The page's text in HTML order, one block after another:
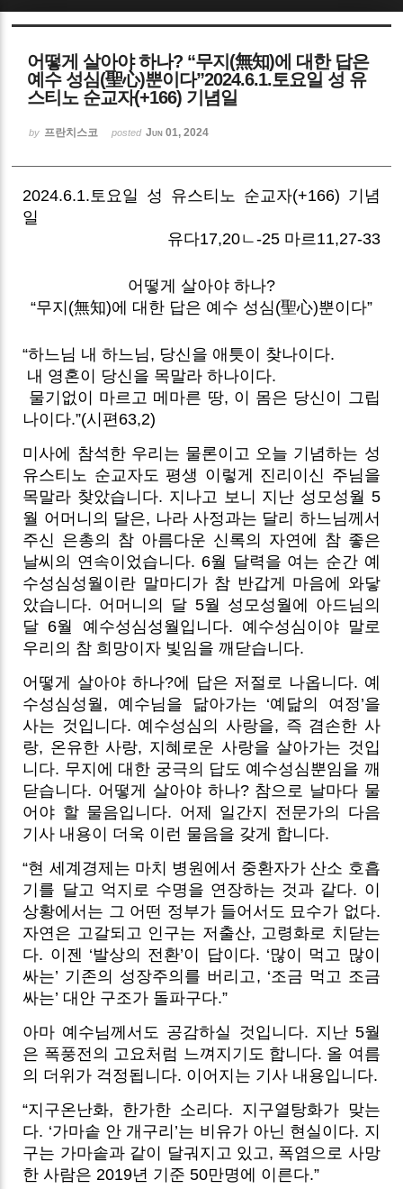
어떻게 살아야 하나? “무지(無知)에 대한 답은
예수 성심(聖心)뿐이다”2024.6.1.토요일 성 유
스티노 순교자(+166) 기념일
by 프란치스코 posted Jun 01, 2024
2024.6.1.토요일 성 유스티노 순교자(+166) 기념
일
유다17,20ㄴ-25 마르11,27-33
어떻게 살아야 하나?
“무지(無知)에 대한 답은 예수 성심(聖心)뿐이다”
“하느님 내 하느님, 당신을 애틋이 찾나이다.
내 영혼이 당신을 목말라 하나이다.
물기없이 마르고 메마른 땅, 이 몸은 당신이 그립
나이다.”(시편63,2)
미사에 참석한 우리는 물론이고 오늘 기념하는 성
유스티노 순교자도 평생 이렇게 진리이신 주님을
목말라 찾았습니다. 지나고 보니 지난 성모성월 5
월 어머니의 달은, 나라 사정과는 달리 하느님께서
주신 은총의 참 아름다운 신록의 자연에 참 좋은
날씨의 연속이었습니다. 6월 달력을 여는 순간 예
수성심성월이란 말마디가 참 반갑게 마음에 와닿
았습니다. 어머니의 달 5월 성모성월에 아드님의
달 6월 예수성심성월입니다. 예수성심이야 말로
우리의 참 희망이자 빛임을 깨닫습니다.
어떻게 살아야 하나?에 답은 저절로 나옵니다. 예
수성심성월, 예수님을 닮아가는 ‘예닮의 여정’을
사는 것입니다. 예수성심의 사랑을, 즉 겸손한 사
랑, 온유한 사랑, 지혜로운 사랑을 살아가는 것입
니다. 무지에 대한 궁극의 답도 예수성심뿐임을 깨
닫습니다. 어떻게 살아야 하나? 참으로 날마다 물
어야 할 물음입니다. 어제 일간지 전문가의 다음
기사 내용이 더욱 이런 물음을 갖게 합니다.
“현 세계경제는 마치 병원에서 중환자가 산소 호흡
기를 달고 억지로 수명을 연장하는 것과 같다. 이
상황에서는 그 어떤 정부가 들어서도 묘수가 없다.
자연은 고갈되고 인구는 저출산, 고령화로 치닫는
다. 이젠 ‘발상의 전환’이 답이다. ‘많이 먹고 많이
싸는’ 기존의 성장주의를 버리고, ‘조금 먹고 조금
싸는’ 대안 구조가 돌파구다.”
아마 예수님께서도 공감하실 것입니다. 지난 5월
은 폭풍전의 고요처럼 느껴지기도 합니다. 올 여름
의 더위가 걱정됩니다. 이어지는 기사 내용입니다.
“지구온난화, 한가한 소리다. 지구열탕화가 맞는
다. ‘가마솥 안 개구리’는 비유가 아닌 현실이다. 지
구는 가마솥과 같이 달궈지고 있고, 폭염으로 사망
한 사람은 2019년 기준 50만명에 이른다.”
Sketchbook5, 스케치북5
Sketchbook5, 스케치북5